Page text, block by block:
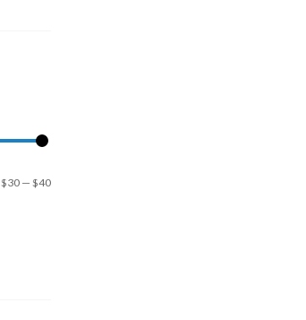
Precio
Precio
$30 — $40